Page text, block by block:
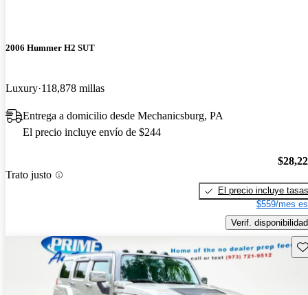
2006 Hummer H2 SUT
Luxury 118,878 millas
Entrega a domicilio desde Mechanicsburg, PA
El precio incluye envío de $244
Trato justo
El precio incluye tasas
$559/mes
Verif. disponibilidad